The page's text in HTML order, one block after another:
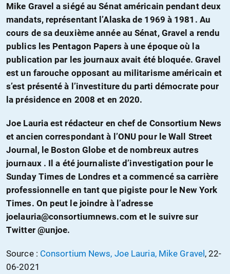
Mike Gravel a siégé au Sénat américain pendant deux
mandats, représentant l’Alaska de 1969 à 1981. Au
cours de sa deuxième année au Sénat, Gravel a rendu
publics les Pentagon Papers à une époque où la
publication par les journaux avait été bloquée. Gravel
est un farouche opposant au militarisme américain et
s’est présenté à l’investiture du parti démocrate pour
la présidence en 2008 et en 2020.
Joe Lauria est rédacteur en chef de Consortium News
et ancien correspondant à l’ONU pour le Wall Street
Journal, le Boston Globe et de nombreux autres
journaux . Il a été journaliste d’investigation pour le
Sunday Times de Londres et a commencé sa carrière
professionnelle en tant que pigiste pour le New York
Times. On peut le joindre à l’adresse
joelauria@consortiumnews.com et le suivre sur
Twitter @unjoe.
Source : Consortium News, Joe Lauria, Mike Gravel, 22-
06-2021